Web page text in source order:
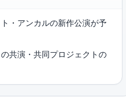
・アンカルの新作公演が予
共演・共同プロジェクトの